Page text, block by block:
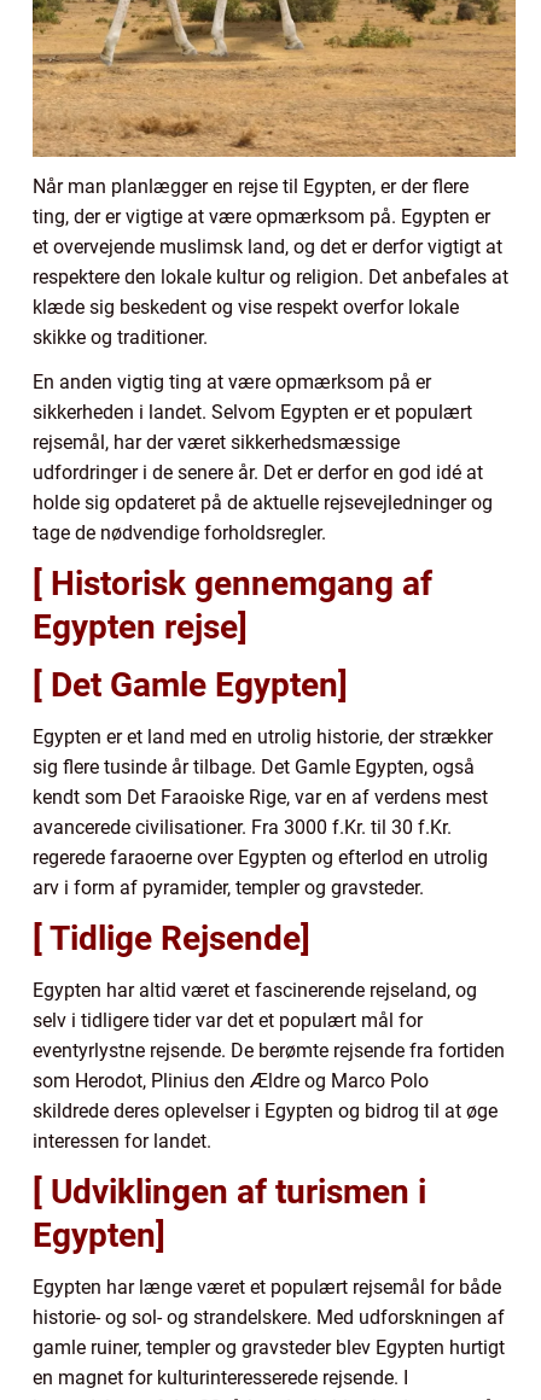
Når man planlægger en rejse til Egypten, er der flere
ting, der er vigtige at være opmærksom på. Egypten er
et overvejende muslimsk land, og det er derfor vigtigt at
respektere den lokale kultur og religion. Det anbefales at
klæde sig beskedent og vise respekt overfor lokale
skikke og traditioner.
En anden vigtig ting at være opmærksom på er
sikkerheden i landet. Selvom Egypten er et populært
rejsemål, har der været sikkerhedsmæssige
udfordringer i de senere år. Det er derfor en god idé at
holde sig opdateret på de aktuelle rejsevejledninger og
tage de nødvendige forholdsregler.
[ Historisk gennemgang af
Egypten rejse]
[ Det Gamle Egypten]
Egypten er et land med en utrolig historie, der strækker
sig flere tusinde år tilbage. Det Gamle Egypten, også
kendt som Det Faraoiske Rige, var en af verdens mest
avancerede civilisationer. Fra 3000 f.Kr. til 30 f.Kr.
regerede faraoerne over Egypten og efterlod en utrolig
arv i form af pyramider, templer og gravsteder.
[ Tidlige Rejsende]
Egypten har altid været et fascinerende rejseland, og
selv i tidligere tider var det et populært mål for
eventyrlystne rejsende. De berømte rejsende fra fortiden
som Herodot, Plinius den Ældre og Marco Polo
skildrede deres oplevelser i Egypten og bidrog til at øge
interessen for landet.
[ Udviklingen af turismen i
Egypten]
Egypten har længe været et populært rejsemål for både
historie- og sol- og strandelskere. Med udforskningen af
gamle ruiner, templer og gravsteder blev Egypten hurtigt
en magnet for kulturinteresserede rejsende. I